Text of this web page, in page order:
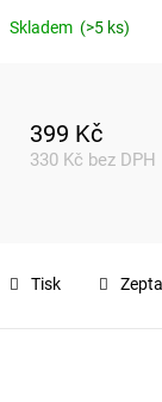
Skladem (>5 ks)
399 Kč
330 Kč bez DPH
Tisk